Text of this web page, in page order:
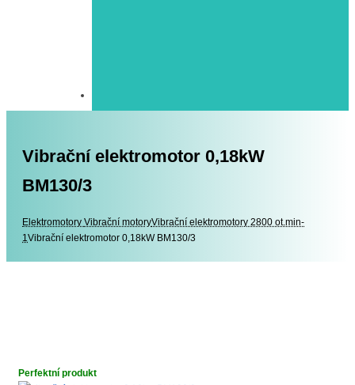
Vibrační elektromotor 0,18kW
BM130/3
Elektromotory Elektromotory
Vibrační motoryVibrační elektromotory 2800 ot.min-
1Vibrační elektromotor 0,18kW BM130/3
Perfektní produkt